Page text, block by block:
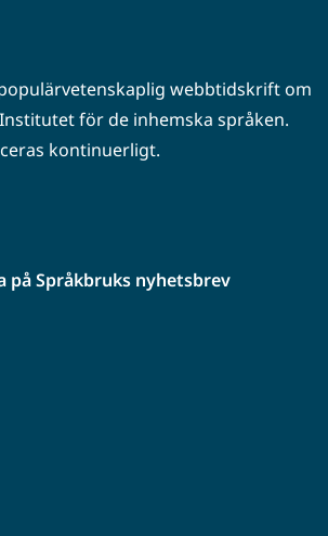
webbtidskrift om
för de inhemska språken.
kontinuerligt.
på Språkbruks nyhetsbrev